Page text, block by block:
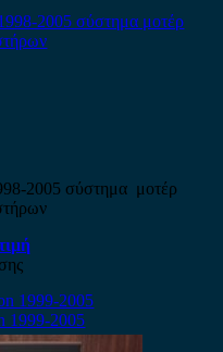
2005 σύστημα μοτέρ
1999-2005